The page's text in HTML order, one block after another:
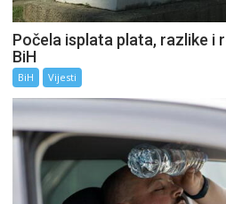
Počela isplata plata, razlike i
BiH
BiH Vijesti